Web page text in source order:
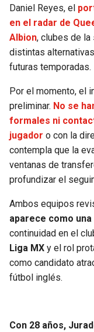
FALCONS
PANTHERS
SAINTS
BUCCANEERS
TRAIL BLAZERS
JAZZ
Daniel Reyes, el
en el radar de
Albion, clubes de la
distintas
futuras temporadas.
Por el momento, el
preliminar. No se
formales ni
jugador o con la
contempla que la
ventanas de
profundizar el
Ambos equipos
aparece como
continuidad en el
Liga MX y el rol
como candidato
fútbol inglés.
Con 28 años,